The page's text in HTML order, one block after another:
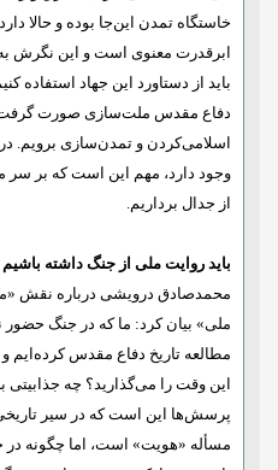
خاستگاه تمدن این‌جا بوده و حالا
ابرقدرت معنوی است و این نگرش
باید از دستاورد این جهاد استفاده
دفاع مقدس ملت‌سازی صورت گرفت
اسلامی‌کردن و تمدن‌سازی برویم.
وجود دارد، مهم این است که بر
از جدال برداریم.
باید روایت ملی از جنگ داشته باشیم
محمدصادق درویشی درباره نقش
ملی» بیان کرد: ما که در جنگ حضور
مطالعه تاریخ دفاع مقدس کرده ایم
این وقت را می‌گذارید؟ چه جذابیتی
پرسش‌ها این است که در سیر
مسأله «هویت» است، اما چگونه